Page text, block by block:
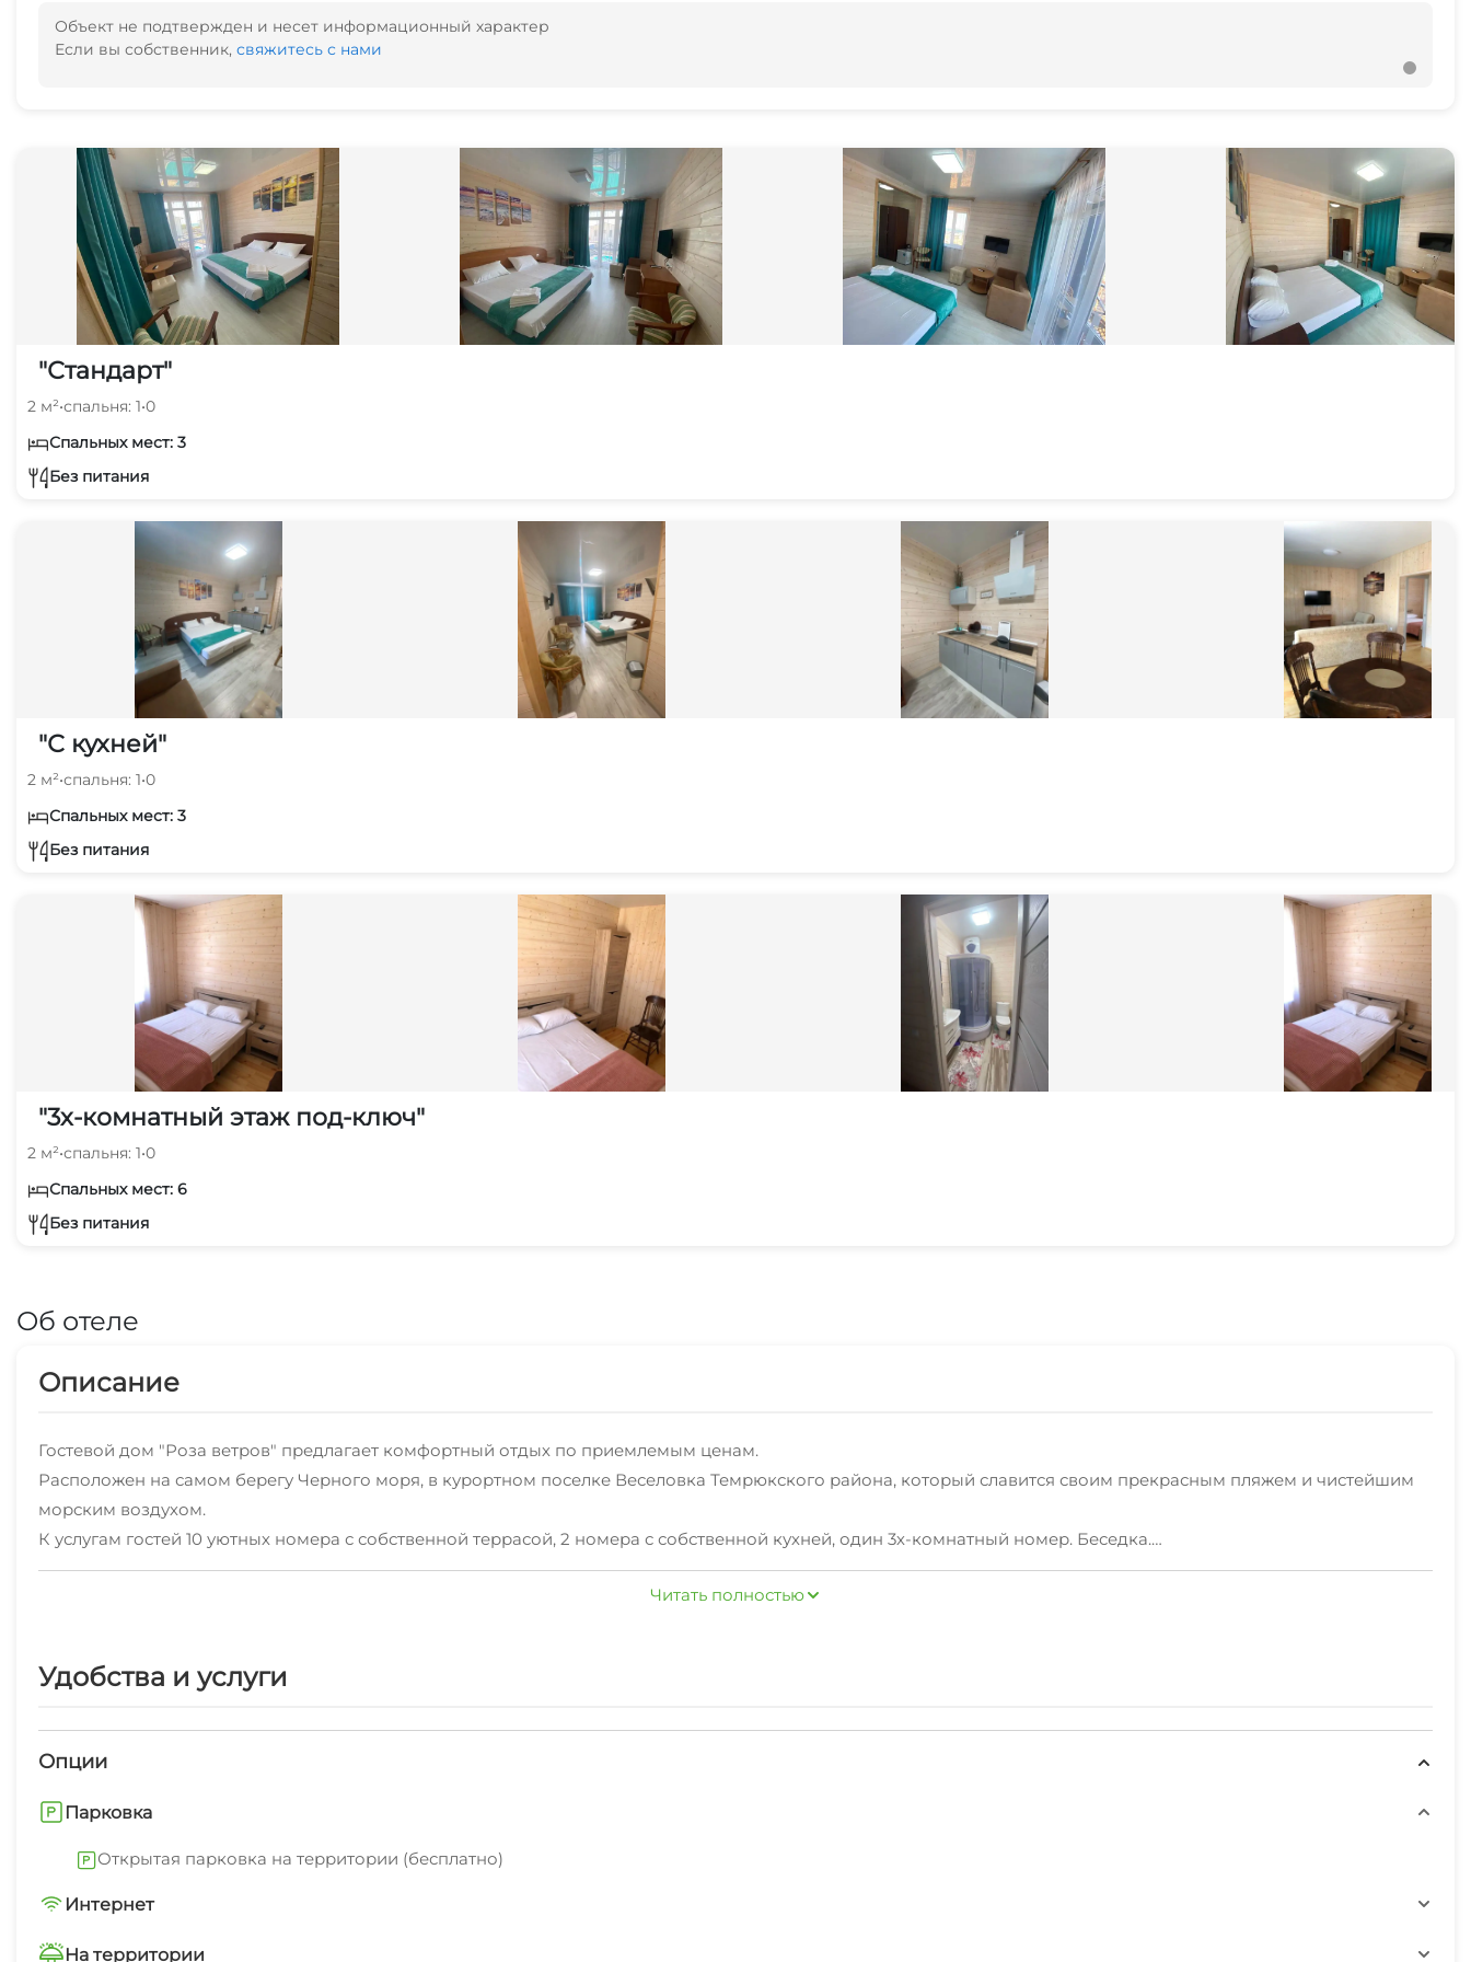
Объект не подтвержден и несет информационный характер
Если вы собственник, свяжитесь с нами
"Стандарт"
2 м²•спальня: 1•0
Спальных мест: 3
Без питания
"С кухней"
2 м²•спальня: 1•0
Спальных мест: 3
Без питания
"3х-комнатный этаж под-ключ"
2 м²•спальня: 1•0
Спальных мест: 6
Без питания
Об отеле
Описание
Гостевой дом "Роза ветров" предлагает комфортный отдых по приемлемым ценам.
Расположен на самом берегу Черного моря, в курортном поселке Веселовка Темрюкского района, который славится своим прекрасным пляжем и чистейшим
морским воздухом.
К услугам гостей 10 уютных номера с собственной террасой, 2 номера с собственной кухней, один 3х-комнатный номер. Беседка.
Для гостей оборудована кухня на свежем воздухе для самостоятельного приготовления пищи со всем необходимым набором посуды.
Здесь всегда рады видеть вас!
Читать полностью
Удобства и услуги
Опции
Парковка
Открытая парковка на территории (бесплатно)
Интернет
Wi-Fi интернет на всей территории
На территории